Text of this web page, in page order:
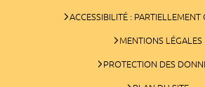
ACCESSIBILITÉ :
MENTIONS LÉGALES
PROTECTION DES